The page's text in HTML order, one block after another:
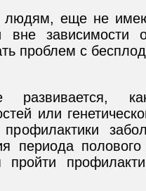
еще не
вне зависимости
проблем с
или
периода